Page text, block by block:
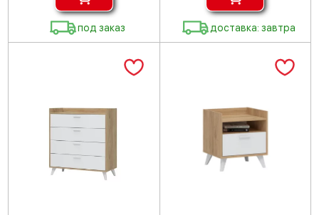
под заказ доставка: завтра